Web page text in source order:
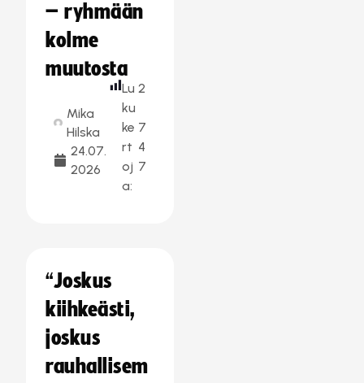
– ryhmään
kolme
muutosta
Mika
Hilska
24.07.
2026
Lu
ku
ke
rt
oj
a:
2
7
4
7
“Joskus
kiihkeästi,
joskus
rauhallisem